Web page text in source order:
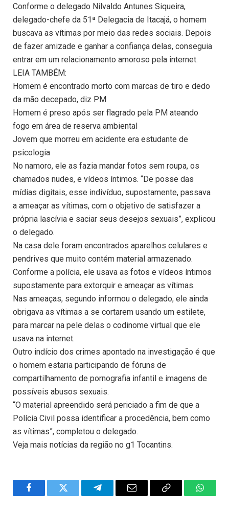
Conforme o delegado Nilvaldo Antunes Siqueira,
delegado-chefe da 51ª Delegacia de Itacajá, o homem
buscava as vítimas por meio das redes sociais. Depois
de fazer amizade e ganhar a confiança delas, conseguia
entrar em um relacionamento amoroso pela internet.
LEIA TAMBÉM:
Homem é encontrado morto com marcas de tiro e dedo
da mão decepado, diz PM
Homem é preso após ser flagrado pela PM ateando
fogo em área de reserva ambiental
Jovem que morreu em acidente era estudante de
psicologia
No namoro, ele as fazia mandar fotos sem roupa, os
chamados nudes, e vídeos íntimos. “De posse das
mídias digitais, esse indivíduo, supostamente, passava
a ameaçar as vítimas, com o objetivo de satisfazer a
própria lascívia e saciar seus desejos sexuais”, explicou
o delegado.
Na casa dele foram encontrados aparelhos celulares e
pendrives que muito contém material armazenado.
Conforme a polícia, ele usava as fotos e vídeos íntimos
supostamente para extorquir e ameaçar as vítimas.
Nas ameaças, segundo informou o delegado, ele ainda
obrigava as vítimas a se cortarem usando um estilete,
para marcar na pele delas o codinome virtual que ele
usava na internet.
Outro indício dos crimes apontado na investigação é que
o homem estaria participando de fóruns de
compartilhamento de pornografia infantil e imagens de
possíveis abusos sexuais.
“O material apreendido será periciado a fim de que a
Polícia Civil possa identificar a procedência, bem como
as vítimas”, completou o delegado.
Veja mais notícias da região no g1 Tocantins.
FacebookTwitter TelegramEmail
Copy